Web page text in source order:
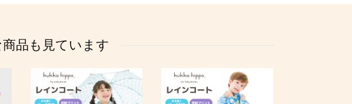
品も見ています